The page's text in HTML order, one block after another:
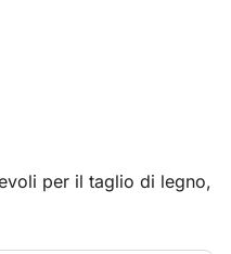
per il taglio di legno,